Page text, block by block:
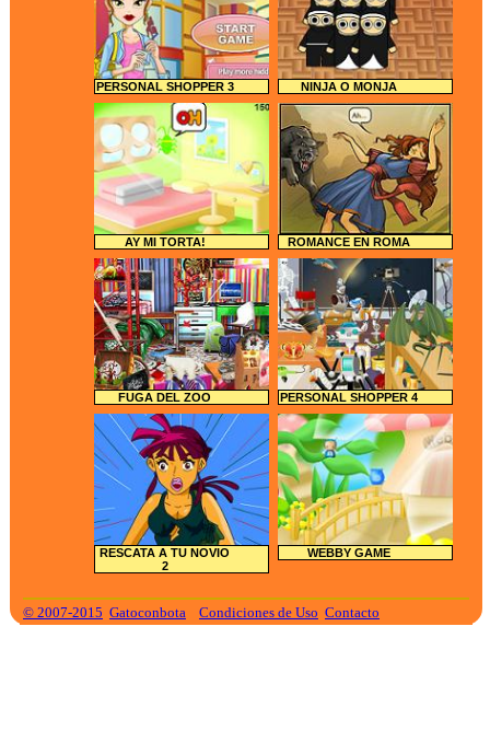
PERSONAL SHOPPER 3 NINJA O MONJA
AY MI TORTA! ROMANCE EN ROMA
FUGA DEL ZOO PERSONAL SHOPPER 4
RESCATA A TU NOVIO
2
WEBBY GAME
© 2007-2015 Gatoconbota Condiciones de Uso Contacto